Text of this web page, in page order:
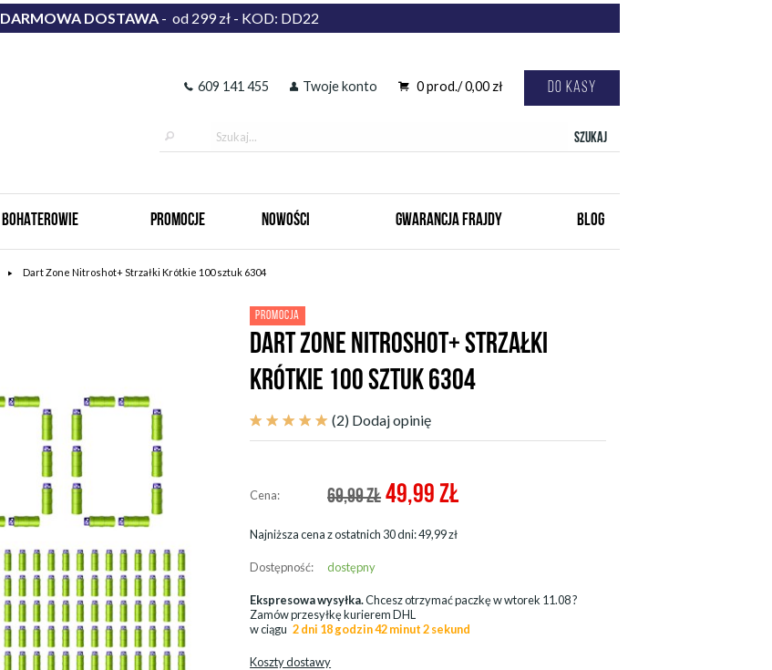
DARMOWA DOSTAWA - od 299 zł - KOD: DD22
609 141 455 Twoje konto 0 prod./0,00 zł Do kasy
Szukaj
BOHATEROWIE PROMOCJE NOWOŚCI GWARANCJA FRAJDY BLOG
Dart Zone Nitroshot+ Strzałki Krótkie 100 sztuk 6304
PROMOCJA
DART ZONE NITROSHOT+ STRZAŁKI
KRÓTKIE 100 SZTUK 6304
(2) Dodaj opinię
Cena: 69,99 ZŁ 49,99 ZŁ
Najniższa cena z ostatnich 30 dni: 49,99 zł
Dostępność: dostępny
Ekspresowa wysyłka.Chcesz otrzymać paczkę wwtorek 11.08?
Zamów przesyłkę kurierem DHL
w ciągu 2 dni 18 godzin 42 minut 0 sekund
Koszty dostawy